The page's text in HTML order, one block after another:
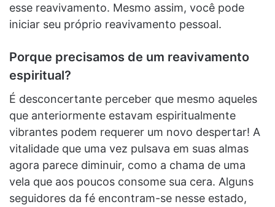
esse reavivamento. Mesmo assim, você pode
iniciar seu próprio reavivamento pessoal.
Porque precisamos de um reavivamento
espiritual?
É desconcertante perceber que mesmo aqueles
que anteriormente estavam espiritualmente
vibrantes podem requerer um novo despertar! A
vitalidade que uma vez pulsava em suas almas
agora parece diminuir, como a chama de uma
vela que aos poucos consome sua cera. Alguns
seguidores da fé encontram-se nesse estado,